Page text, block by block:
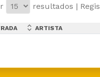
resultados |
expand_less
expand_more ARTISTA